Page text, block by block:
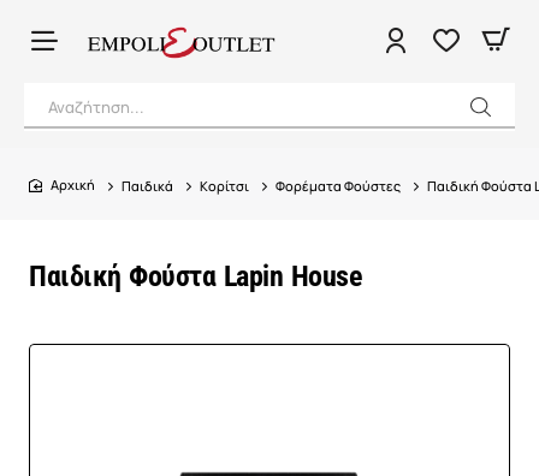
Αναζήτηση...
Παιδική Φούστα Lapin House
home
Παιδικά Κορίτσι Φορέματα Φούστες Παιδική Φούστα